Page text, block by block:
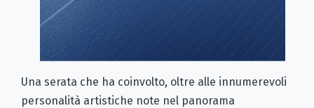
Una serata che ha coinvolto, oltre alle innumerevoli
personalità artistiche note nel panorama